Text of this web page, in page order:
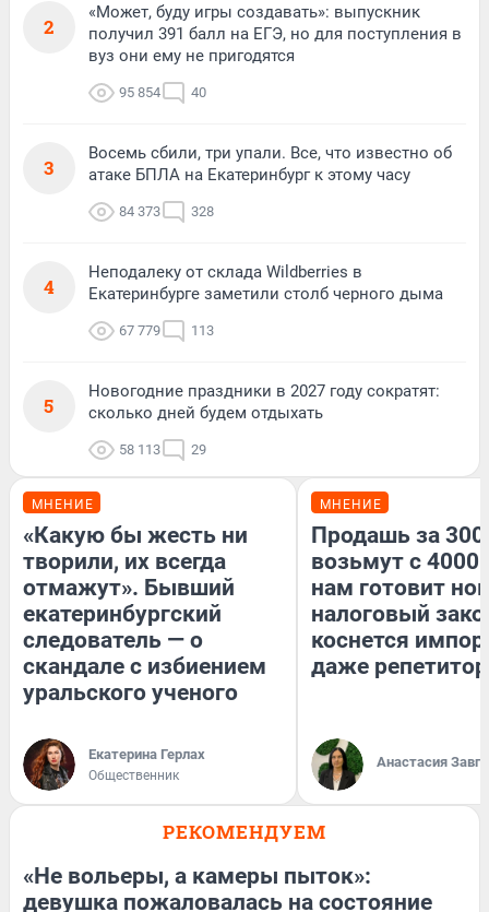
2
«Может, буду игры создавать»: выпускник
получил 391 балл на ЕГЭ, но для поступления в
вуз они ему не пригодятся
95 854 40
3
Восемь сбили, три упали. Все, что известно об
атаке БПЛА на Екатеринбург к этому часу
84 373 328
4
Неподалеку от склада Wildberries в
Екатеринбурге заметили столб черного дыма
67 779 113
5
Новогодние праздники в 2027 году сократят:
сколько дней будем отдыхать
58 113 29
МНЕНИЕ
«Какую бы жесть ни
творили, их всегда
отмажут». Бывший
екатеринбургский
следователь — о
скандале с избиением
уральского ученого
Екатерина Герлах
Общественник
МНЕНИЕ
Продашь за
возьмут с
нам готовит
налоговый
коснется
даже
Анастасия
РЕКОМЕНДУЕМ
«Не вольеры, а камеры пыток»:
девушка пожаловалась на состояние